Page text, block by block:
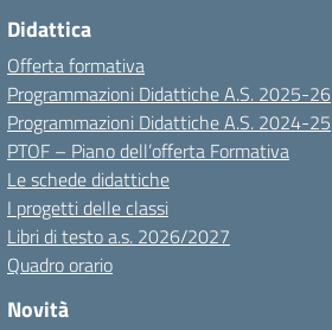
Didattica
Offerta formativa
Programmazioni Didattiche A.S. 2025-26
Programmazioni Didattiche A.S. 2024-25
PTOF – Piano dell’offerta Formativa
Le schede didattiche
I progetti delle classi
Libri di testo a.s. 2026/2027
Quadro orario
Novità